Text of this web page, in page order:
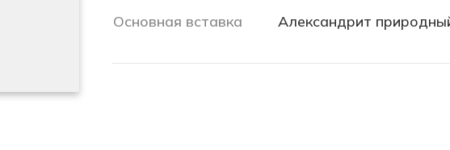
Основная вставка
Александрит